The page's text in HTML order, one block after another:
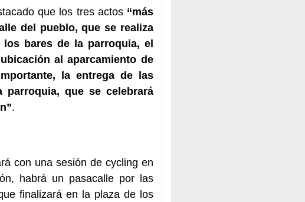
que los tres actos “más
del pueblo, que se realiza
bares de la parroquia, el
al aparcamiento de
la entrega de las
que se celebrará
.
con una sesión de cycling en
habrá un pasacalle por las
finalizará en la plaza de los